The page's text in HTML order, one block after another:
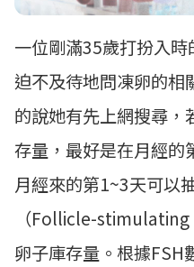
一位剛滿35歲打扮入
迫不及待地問凍卵的相
的說她有先上網搜尋，
存量，最好是在月經的
月經來的第1~3天可以
（Follicle-
卵子庫存量。根據FSH